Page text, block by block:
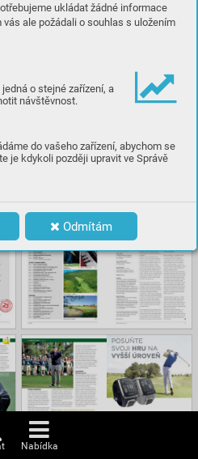
ukládat žádné informace
ale požádali o souhlas s uložením
o stejné zařízení, a
návštěvnost.
do vašeho zařízení, abychom se
je kdykoli později upravit ve Správě
Odmítám
golfem. Spolupracuje s
prestižním britským titulem
asociace.
Nabídka